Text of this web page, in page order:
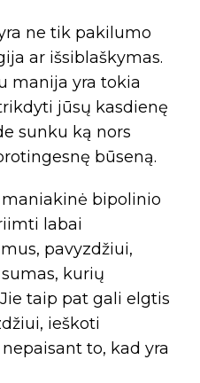
ne tik pakilumo
ar išsiblaškymas.
manija yra tokia
jūsų kasdienę
sunku ką nors
būseną.
bipolinio
labai
pavyzdžiui,
kurių
taip pat gali elgtis
ieškoti
to, kad yra